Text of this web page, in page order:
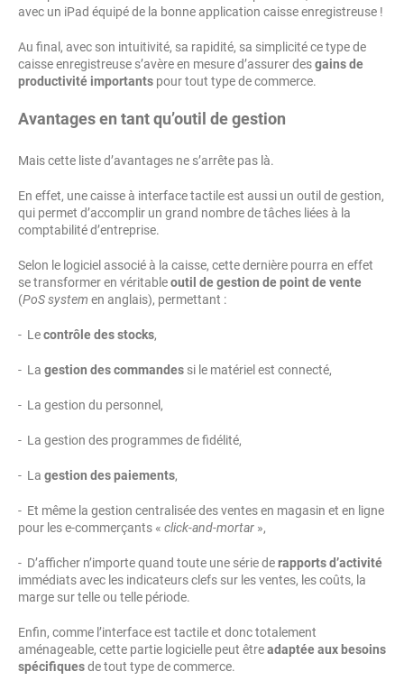
avec un iPad équipé de la bonne application caisse enregistreuse !
Au final, avec son intuitivité, sa rapidité, sa simplicité ce type de
caisse enregistreuse s’avère en mesure d’assurer desgains de
productivité importants pour tout type de commerce.
Avantages en tant qu’outil de gestion
Mais cette liste d’avantages ne s’arrête pas là.
En effet, une caisse à interface tactile est aussi un outil de gestion,
qui permet d’accomplir un grand nombre de tâches liées à la
comptabilité d’entreprise.
Selon le logiciel associé à la caisse, cette dernière pourra en effet
se transformer en véritableoutil de gestion de point de vente
(PoS system en anglais), permettant :
- Lecontrôle des stocks,
- La gestion des commandes si le matériel est connecté,
- La gestion du personnel,
- La gestion des programmes de fidélité,
- La gestion des paiements,
- Et même la gestion centralisée des ventes en magasin et en ligne
pour les e-commerçants « click-and-mortar »,
- D’afficher n’importe quand toute une série derapports d’activité
immédiats avec les indicateurs clefs sur les ventes, les coûts, la
marge sur telle ou telle période.
Enfin, comme l’interface est tactile et donc totalement
aménageable, cette partie logicielle peut êtreadaptée aux besoins
spécifiquesde tout type de commerce.